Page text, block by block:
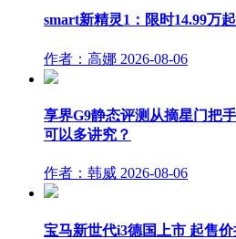
smart新精灵1：限时14.99万
作者：高娜 2026-08-06
享界G9静态评测从摘星门把
可以多讲究？
作者：韩威 2026-08-06
宝马新世代i3德国上市 起售